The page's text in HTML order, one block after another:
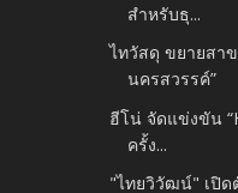
สำหรับธุ...
ไทวัสดุ ขยายสา
นครสวรรค์”
ฮีโน่ จัดแข่งขัน
ครั้ง...
"ไทยวิวัฒน์" เปิด